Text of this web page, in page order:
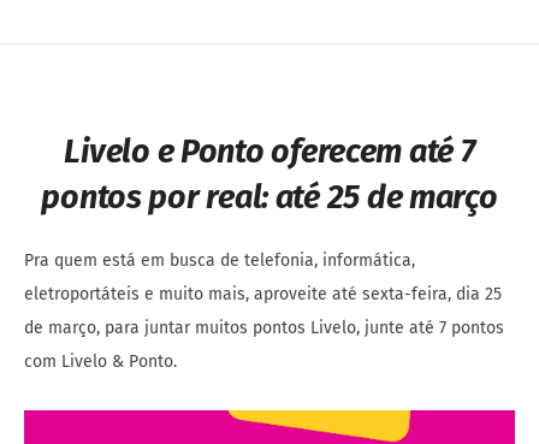
Livelo e Ponto oferecem até 7
pontos por real: até 25 de março
Pra quem está em busca de telefonia, informática,
eletroportáteis e muito mais, aproveite até sexta-feira, dia 25
de março, para juntar muitos pontos Livelo, junte até 7 pontos
com Livelo & Ponto.